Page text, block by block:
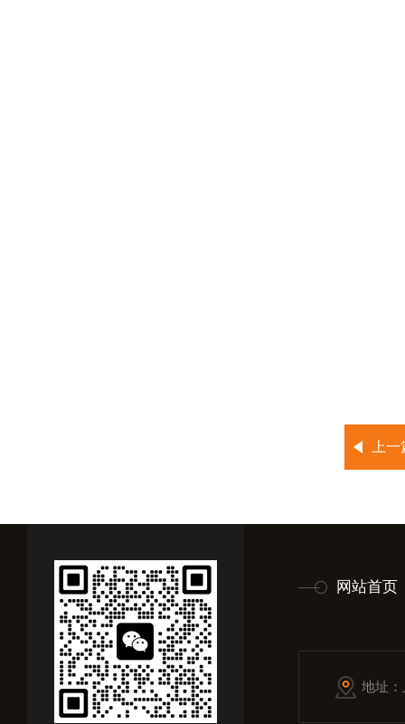
上
网站首页
地址